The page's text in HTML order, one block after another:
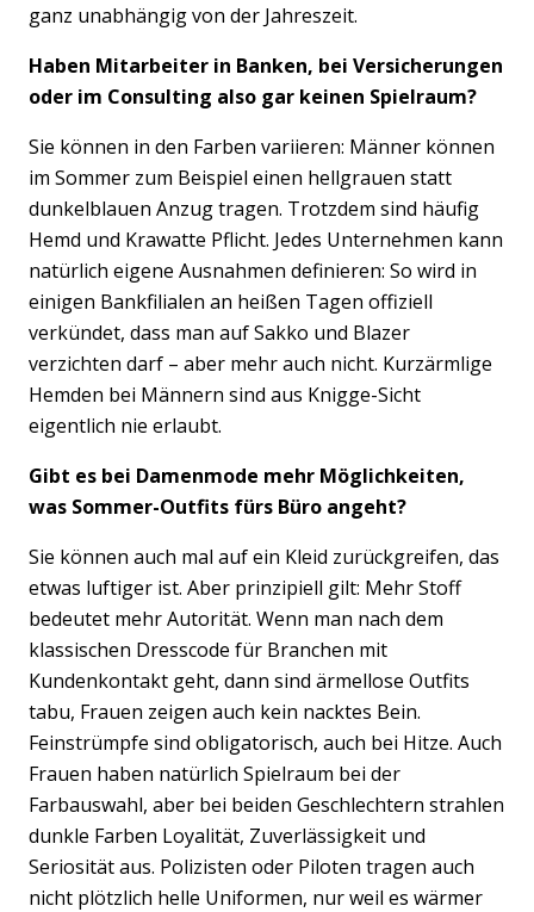
ganz unabhängig von der Jahreszeit.
Haben Mitarbeiter in Banken, bei Versicherungen
oder im Consulting also gar keinen Spielraum?
Sie können in den Farben variieren: Männer können
im Sommer zum Beispiel einen hellgrauen statt
dunkelblauen Anzug tragen. Trotzdem sind häufig
Hemd und Krawatte Pflicht. Jedes Unternehmen kann
natürlich eigene Ausnahmen definieren: So wird in
einigen Bankfilialen an heißen Tagen offiziell
verkündet, dass man auf Sakko und Blazer
verzichten darf – aber mehr auch nicht. Kurzärmlige
Hemden bei Männern sind aus Knigge-Sicht
eigentlich nie erlaubt.
Gibt es bei Damenmode mehr Möglichkeiten,
was Sommer-Outfits fürs Büro angeht?
Sie können auch mal auf ein Kleid zurückgreifen, das
etwas luftiger ist. Aber prinzipiell gilt: Mehr Stoff
bedeutet mehr Autorität. Wenn man nach dem
klassischen Dresscode für Branchen mit
Kundenkontakt geht, dann sind ärmellose Outfits
tabu, Frauen zeigen auch kein nacktes Bein.
Feinstrümpfe sind obligatorisch, auch bei Hitze. Auch
Frauen haben natürlich Spielraum bei der
Farbauswahl, aber bei beiden Geschlechtern strahlen
dunkle Farben Loyalität, Zuverlässigkeit und
Seriosität aus. Polizisten oder Piloten tragen auch
nicht plötzlich helle Uniformen, nur weil es wärmer